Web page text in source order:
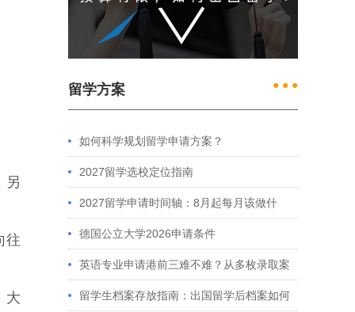
另
往
大
留学方案 ● ● ●
如何科学规划留学申请方案？
2027留学选校定位指南
2027留学申请时间轴：8月起每月该做什
么？英、美、澳、港申请全攻略
德国公立大学2026申请条件
英语专业申请港前三难不难？从多枚录取案
例看港大、港中文申请要求
留学生档案存放指南：出国留学后档案如何